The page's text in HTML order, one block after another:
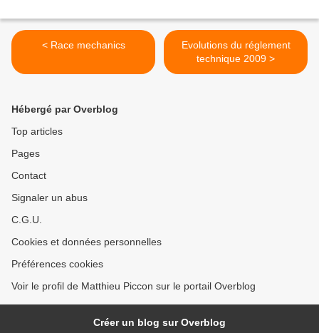
< Race mechanics
Evolutions du réglement
technique 2009 >
Hébergé par Overblog
Top articles
Pages
Contact
Signaler un abus
C.G.U.
Cookies et données personnelles
Préférences cookies
Voir le profil de Matthieu Piccon sur le portail Overblog
Créer un blog sur Overblog